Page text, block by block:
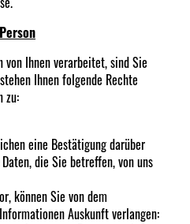
von Ihnen verarbeitet, sind Sie
Ihnen folgende Rechte
zu:
eine Bestätigung darüber
die Sie betreffen, von uns
können Sie von dem
Auskunft verlangen: